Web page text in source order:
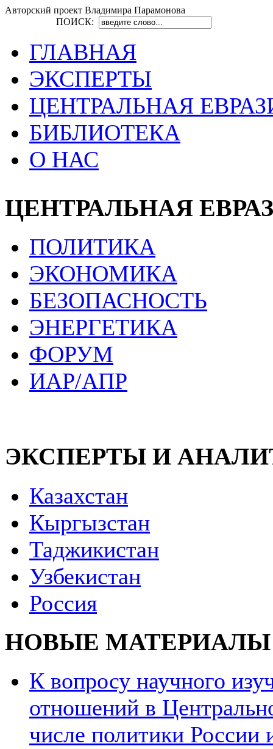
Авторский проект Владимира Парамонова
ПОИСК:
ГЛАВНАЯ
ЭКСПЕРТЫ
ЦЕНТРАЛЬНАЯ
БИБЛИОТЕКА
О НАС
ЦЕНТРАЛЬНАЯ
ПОЛИТИКА
ЭКОНОМИКА
БЕЗОПАСНОСТЬ
ЭНЕРГЕТИКА
ФОРУМ
ИАР/АПР
ЭКСПЕРТЫ И
Казахстан
Кыргызстан
Таджикистан
Узбекистан
Россия
НОВЫЕ МАТЕРИАЛЫ
К вопросу научного
отношений в
числе политики России